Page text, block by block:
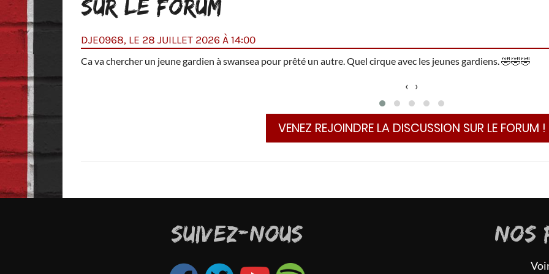
SUR LE FORUM
.
DJE0968, LE 28 JUILLET 2026 À 14:00
Ca va chercher un jeune gardien à swansea pour prêté un autre. Quel cirque avec les jeunes gardiens.🤣🤣🤣
‹ ›
VENEZ REJOINDRE LA DISCUSSION SUR LE FORUM !
SUIVEZ-NOUS NOS